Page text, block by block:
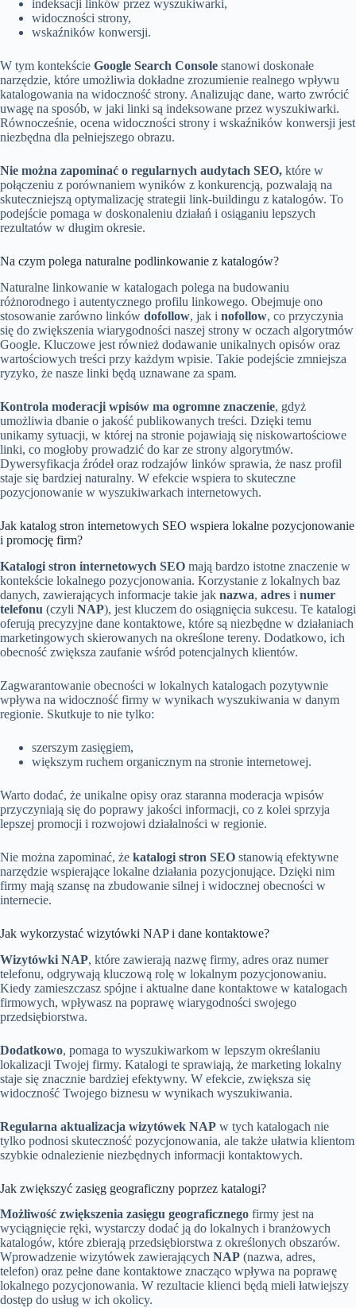
indeksacji linków przez wyszukiwarki,
widoczności strony,
wskaźników konwersji.
W tym kontekście Google Search Console stanowi doskonałe
narzędzie, które umożliwia dokładne zrozumienie realnego wpływu
katalogowania na widoczność strony. Analizując dane, warto zwrócić
uwagę na sposób, w jaki linki są indeksowane przez wyszukiwarki.
Równocześnie, ocena widoczności strony i wskaźników konwersji jest
niezbędna dla pełniejszego obrazu.
Nie można zapominać o regularnych audytach SEO, które w
połączeniu z porównaniem wyników z konkurencją, pozwalają na
skuteczniejszą optymalizację strategii link-buildingu z katalogów. To
podejście pomaga w doskonaleniu działań i osiąganiu lepszych
rezultatów w długim okresie.
Na czym polega naturalne podlinkowanie z katalogów?
Naturalne linkowanie w katalogach polega na budowaniu
różnorodnego i autentycznego profilu linkowego. Obejmuje ono
stosowanie zarówno linków dofollow, jak i nofollow, co przyczynia
się do zwiększenia wiarygodności naszej strony w oczach algorytmów
Google. Kluczowe jest również dodawanie unikalnych opisów oraz
wartościowych treści przy każdym wpisie. Takie podejście zmniejsza
ryzyko, że nasze linki będą uznawane za spam.
Kontrola moderacji wpisów ma ogromne znaczenie, gdyż
umożliwia dbanie o jakość publikowanych treści. Dzięki temu
unikamy sytuacji, w której na stronie pojawiają się niskowartościowe
linki, co mogłoby prowadzić do kar ze strony algorytmów.
Dywersyfikacja źródeł oraz rodzajów linków sprawia, że nasz profil
staje się bardziej naturalny. W efekcie wspiera to skuteczne
pozycjonowanie w wyszukiwarkach internetowych.
Jak katalog stron internetowych SEO wspiera lokalne pozycjonowanie
i promocję firm?
Katalogi stron internetowych SEO mają bardzo istotne znaczenie w
kontekście lokalnego pozycjonowania. Korzystanie z lokalnych baz
danych, zawierających informacje takie jak nazwa, adres i numer
telefonu (czyli NAP), jest kluczem do osiągnięcia sukcesu. Te katalogi
oferują precyzyjne dane kontaktowe, które są niezbędne w działaniach
marketingowych skierowanych na określone tereny. Dodatkowo, ich
obecność zwiększa zaufanie wśród potencjalnych klientów.
Zagwarantowanie obecności w lokalnych katalogach pozytywnie
wpływa na widoczność firmy w wynikach wyszukiwania w danym
regionie. Skutkuje to nie tylko:
szerszym zasięgiem,
większym ruchem organicznym na stronie internetowej.
Warto dodać, że unikalne opisy oraz staranna moderacja wpisów
przyczyniają się do poprawy jakości informacji, co z kolei sprzyja
lepszej promocji i rozwojowi działalności w regionie.
Nie można zapominać, że katalogi stron SEO stanowią efektywne
narzędzie wspierające lokalne działania pozycjonujące. Dzięki nim
firmy mają szansę na zbudowanie silnej i widocznej obecności w
internecie.
Jak wykorzystać wizytówki NAP i dane kontaktowe?
Wizytówki NAP, które zawierają nazwę firmy, adres oraz numer
telefonu, odgrywają kluczową rolę w lokalnym pozycjonowaniu.
Kiedy zamieszczasz spójne i aktualne dane kontaktowe w katalogach
firmowych, wpływasz na poprawę wiarygodności swojego
przedsiębiorstwa.
Dodatkowo, pomaga to wyszukiwarkom w lepszym określaniu
lokalizacji Twojej firmy. Katalogi te sprawiają, że marketing lokalny
staje się znacznie bardziej efektywny. W efekcie, zwiększa się
widoczność Twojego biznesu w wynikach wyszukiwania.
Regularna aktualizacja wizytówek NAP w tych katalogach nie
tylko podnosi skuteczność pozycjonowania, ale także ułatwia klientom
szybkie odnalezienie niezbędnych informacji kontaktowych.
Jak zwiększyć zasięg geograficzny poprzez katalogi?
Możliwość zwiększenia zasięgu geograficznego firmy jest na
wyciągnięcie ręki, wystarczy dodać ją do lokalnych i branżowych
katalogów, które zbierają przedsiębiorstwa z określonych obszarów.
Wprowadzenie wizytówek zawierających NAP (nazwa, adres,
telefon) oraz pełne dane kontaktowe znacząco wpływa na poprawę
lokalnego pozycjonowania. W rezultacie klienci będą mieli łatwiejszy
dostęp do usług w ich okolicy.